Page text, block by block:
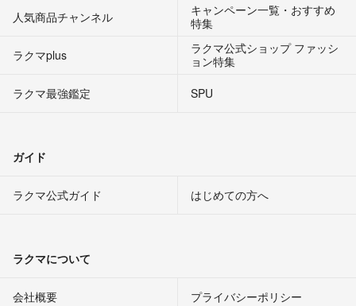
人気商品チャンネル
キャンペーン一覧・おすすめ
特集
ラクマplus
ラクマ公式ショップ ファッシ
ョン特集
ラクマ最強鑑定
SPU
ガイド
ラクマ公式ガイド はじめての方へ
ラクマについて
会社概要 プライバシーポリシー